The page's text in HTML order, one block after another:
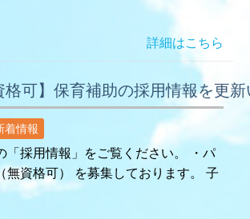
詳細はこちら
格可】保育補助の採用情報を更
着情報
「採用情報」をご覧ください。 ・パ
無資格可） を募集しております。 子